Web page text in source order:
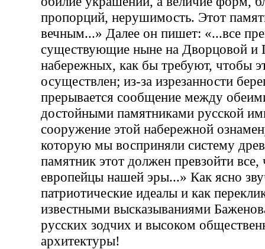
пропорций, нерушимость. Этот
вечным...» Далее он пишет: «...все
существующие ныне на Дворцовой и
набережных, как бы требуют, чтобы
осуществлен; из-за изрезанности
прерывается сообщение между
достойными памятниками русской
сооружение этой набережной
которую мы восприняли систему
памятник этот должен превзойти все,
европейцы нашей эры...» Как ясно
патриотические идеалы и как
известными высказываниями
русских зодчих и высоком
архитектуры!